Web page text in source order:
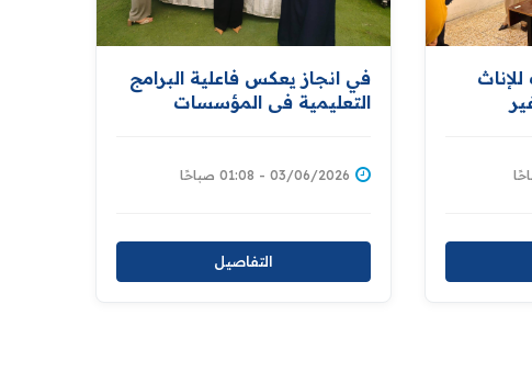
في انجاز يعكس فاعلية البرامج
التعليمية في المؤسسات
الدارسات في مدرسة الأمل
03/06/2026 - 01:08 صباحًا
التفاصيل